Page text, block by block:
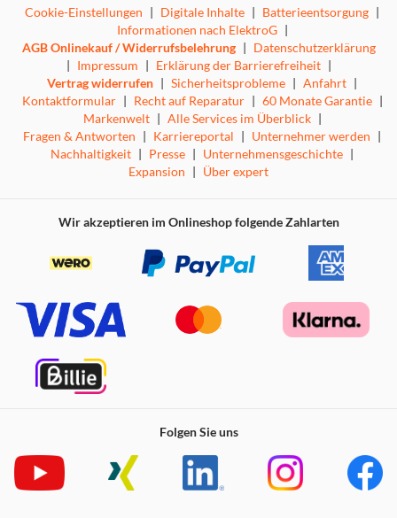
Cookie-Einstellungen | Digitale Inhalte | Batterieentsorgung |
Informationen nach ElektroG |
AGB Onlinekauf / Widerrufsbelehrung | Datenschutzerklärung
| Impressum | Erklärung der Barrierefreiheit |
Vertrag widerrufen | Sicherheitsprobleme | Anfahrt |
Kontaktformular | Recht auf Reparatur | 60 Monate Garantie |
Markenwelt | Alle Services im Überblick |
Fragen & Antworten | Karriereportal | Unternehmer werden |
Nachhaltigkeit | Presse | Unternehmensgeschichte |
Expansion | Über expert
Wir akzeptieren im Onlineshop folgende Zahlarten
Folgen Sie uns